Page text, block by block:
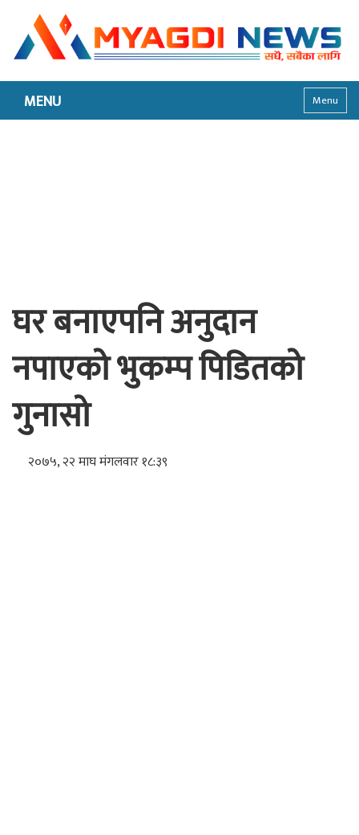
MENU Menu
घर बनाएपनि अनुदान
नपाएको भुकम्प पिडितको
गुनासो
२०७५, २२ माघ मंगलवार १८:३९